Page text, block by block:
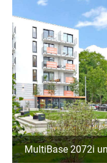
MultiBase 2072i